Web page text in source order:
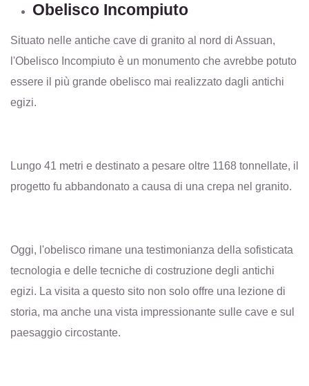
Obelisco Incompiuto
Situato nelle antiche cave di granito al nord di Assuan,
l'Obelisco Incompiuto è un monumento che avrebbe potuto
essere il più grande obelisco mai realizzato dagli antichi
egizi.
Lungo 41 metri e destinato a pesare oltre 1168 tonnellate, il
progetto fu abbandonato a causa di una crepa nel granito.
Oggi, l'obelisco rimane una testimonianza della sofisticata
tecnologia e delle tecniche di costruzione degli antichi
egizi. La visita a questo sito non solo offre una lezione di
storia, ma anche una vista impressionante sulle cave e sul
paesaggio circostante.